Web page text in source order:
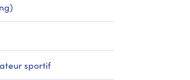
sportif